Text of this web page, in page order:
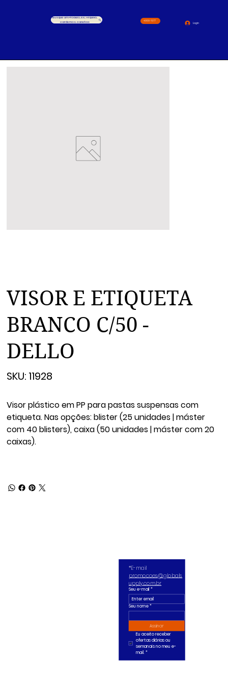
Busque um Produto, ex.: Arquivo,
cardernos, canetas
4000-1517
Login
VISOR E ETIQUETA
BRANCO C/50 -
DELLO
SKU:
11928
11928
Visor plástico em PP para pastas suspensas com
etiqueta. Nas opções: blister (25 unidades | máster
com 40 blisters), caixa (50 unidades | máster com 20
caixas).
promocoes@globals
upply.com.br
Seu e-mail *
Seu nome *
Assinar
Eu aceito receber
ofertas diárias ou
semanais no meu e-
mail. *